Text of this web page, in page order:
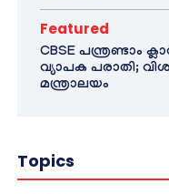
Featured
CBSE പന്ത്രണ്ടാം
വ്യാപക പരാതി;
മന്ത്രാലയം
Topics